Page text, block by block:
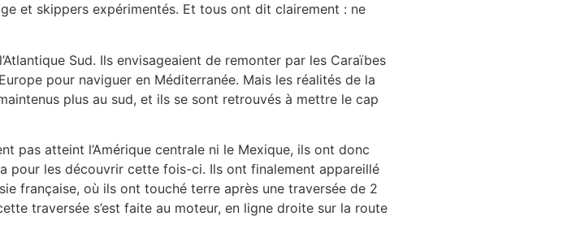
et skippers expérimentés. Et tous ont dit clairement : ne
Sud. Ils envisageaient de remonter par les Caraïbes
pour naviguer en Méditerranée. Mais les réalités de la
plus au sud, et ils se sont retrouvés à mettre le cap
pas atteint l’Amérique centrale ni le Mexique, ils ont donc
pour les découvrir cette fois-ci. Ils ont finalement appareillé
française, où ils ont touché terre après une traversée de 2
traversée s’est faite au moteur, en ligne droite sur la route